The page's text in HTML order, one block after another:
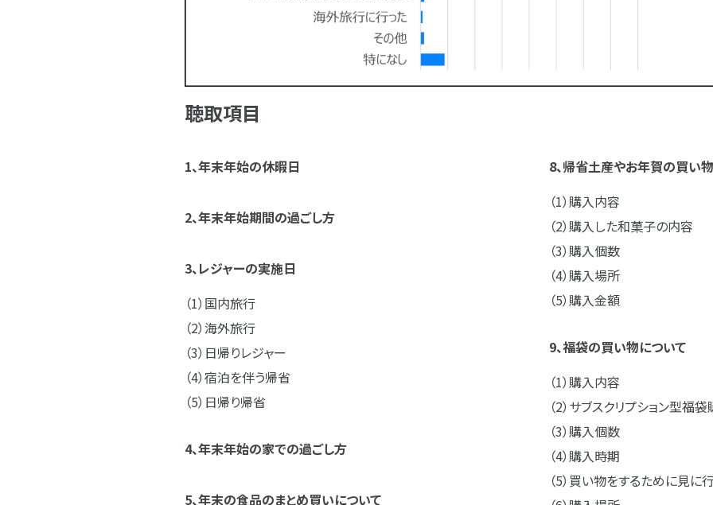
聴取項目
1、年末年始の休暇日
2、年末年始期間の過ごし方
3、レジャーの実施日
国内旅行
海外旅行
日帰りレジャー
宿泊を伴う帰省
日帰り帰省
4、年末年始の家での過ごし方
5、年末の食品のまとめ買いについて
8、帰省土産やお年賀の買い
購入内容
購入した和菓子の内容
購入個数
購入場所
購入金額
9、福袋の買い物について
購入内容
サブスクリプション型福
購入個数
購入時期
買い物をするために見に行